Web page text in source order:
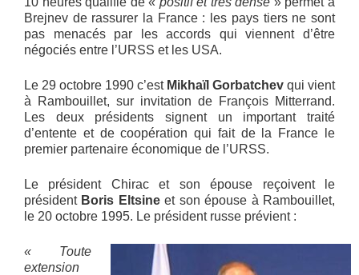
Brejnev de rassurer la France : les pays tiers ne sont
pas menacés par les accords qui viennent d’être
négociés entre l’URSS et les USA.
Le 29 octobre 1990 c’est Mikhaïl Gorbatchev qui vient
à Rambouillet, sur invitation de François Mitterrand.
Les deux présidents signent un important traité
d’entente et de coopération qui fait de la France le
premier partenaire économique de l’URSS.
Le président Chirac et son épouse reçoivent le
président Boris Eltsineet son épouse à Rambouillet,
le 20 octobre 1995. Le président russe prévient :
« Toute
extension